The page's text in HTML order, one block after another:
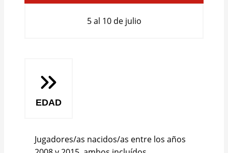
5 al 10 de julio
EDAD
Jugadores/as nacidos/as entre los años